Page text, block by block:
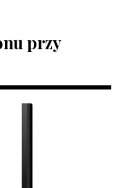
przy